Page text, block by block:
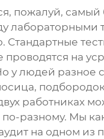
пожалуй,
лабораторными
Стандартные
проводятся на
у людей разное
работниках
разному. Мы
на одном из